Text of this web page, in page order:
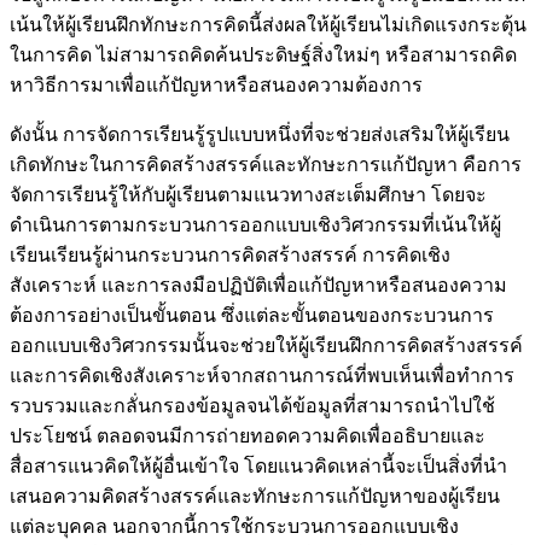
เน้นให้ผู้เรียนฝึกทักษะการคิดนี้ส่งผลให้ผู้เรียนไม่เกิดแรงกระตุ้น
ในการคิด ไม่สามารถคิดค้นประดิษฐ์สิ่งใหม่ๆ หรือสามารถคิด
หาวิธีการมาเพื่อแก้ปัญหาหรือสนองความต้องการ
ดังนั้น การจัดการเรียนรู้รูปแบบหนึ่งที่จะช่วยส่งเสริมให้ผู้เรียน
เกิดทักษะในการคิดสร้างสรรค์และทักษะการแก้ปัญหา คือการ
จัดการเรียนรู้ให้กับผู้เรียนตามแนวทางสะเต็มศึกษา โดยจะ
ดำเนินการตามกระบวนการออกแบบเชิงวิศวกรรมที่เน้นให้ผู้
เรียนเรียนรู้ผ่านกระบวนการคิดสร้างสรรค์ การคิดเชิง
สังเคราะห์ และการลงมือปฏิบัติเพื่อแก้ปัญหาหรือสนองความ
ต้องการอย่างเป็นขั้นตอน ซึ่งแต่ละขั้นตอนของกระบวนการ
ออกแบบเชิงวิศวกรรมนั้นจะช่วยให้ผู้เรียนฝึกการคิดสร้างสรรค์
และการคิดเชิงสังเคราะห์จากสถานการณ์ที่พบเห็นเพื่อทำการ
รวบรวมและกลั่นกรองข้อมูลจนได้ข้อมูลที่สามารถนำไปใช้
ประโยชน์ ตลอดจนมีการถ่ายทอดความคิดเพื่ออธิบายและ
สื่อสารแนวคิดให้ผู้อื่นเข้าใจ โดยแนวคิดเหล่านี้จะเป็นสิ่งที่นำ
เสนอความคิดสร้างสรรค์และทักษะการแก้ปัญหาของผู้เรียน
แต่ละบุคคล นอกจากนี้การใช้กระบวนการออกแบบเชิง